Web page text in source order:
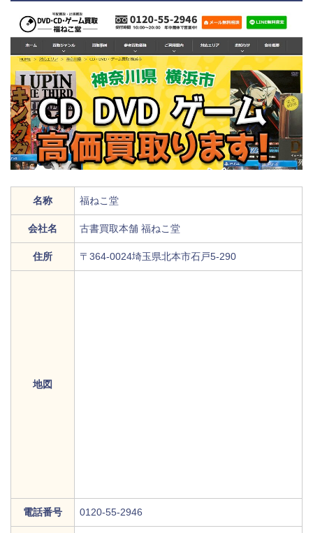
名称 福ねこ堂
会社名 古書買取本舗 福ねこ堂
住所 〒364-0024埼玉県北本市石戸5-290
地図
電話番号 0120-55-2946